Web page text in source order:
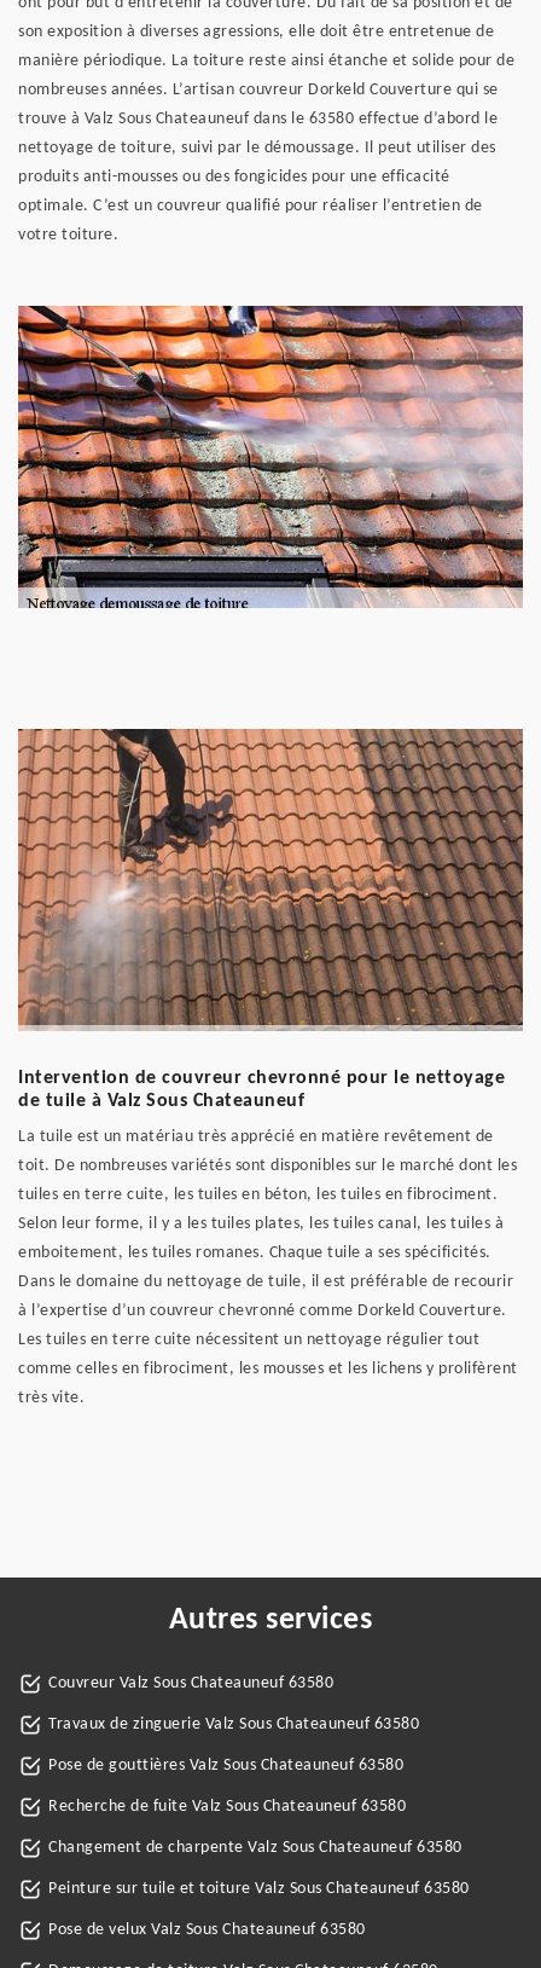
son exposition à diverses agressions, elle doit être entretenue de
manière périodique. La toiture reste ainsi étanche et solide pour de
nombreuses années. L’artisan couvreur Dorkeld Couverture qui se
trouve à Valz Sous Chateauneuf dans le 63580 effectue d’abord le
nettoyage de toiture, suivi par le démoussage. Il peut utiliser des
produits anti-mousses ou des fongicides pour une efficacité
optimale. C’est un couvreur qualifié pour réaliser l’entretien de
votre toiture.
Intervention de couvreur chevronné pour le nettoyage
de tuile à Valz Sous Chateauneuf
La tuile est un matériau très apprécié en matière revêtement de
toit. De nombreuses variétés sont disponibles sur le marché dont les
tuiles en terre cuite, les tuiles en béton, les tuiles en fibrociment.
Selon leur forme, il y a les tuiles plates, les tuiles canal, les tuiles à
emboitement, les tuiles romanes. Chaque tuile a ses spécificités.
Dans le domaine du nettoyage de tuile, il est préférable de recourir
à l’expertise d’un couvreur chevronné comme Dorkeld Couverture.
Les tuiles en terre cuite nécessitent un nettoyage régulier tout
comme celles en fibrociment, les mousses et les lichens y prolifèrent
très vite.
Autres services
Couvreur Valz Sous Chateauneuf 63580
Travaux de zinguerie Valz Sous Chateauneuf 63580
Pose de gouttières Valz Sous Chateauneuf 63580
Recherche de fuite Valz Sous Chateauneuf 63580
Changement de charpente Valz Sous Chateauneuf 63580
Peinture sur tuile et toiture Valz Sous Chateauneuf 63580
Pose de velux Valz Sous Chateauneuf 63580